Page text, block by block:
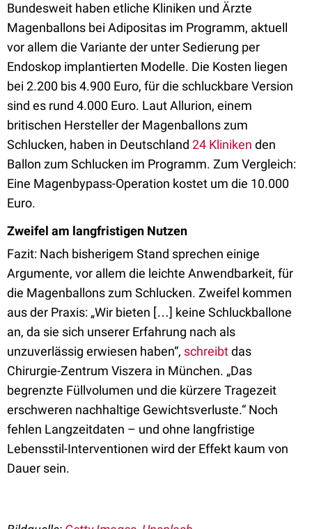
Bundesweit haben etliche Kliniken und Ärzte
Magenballons bei Adipositas im Programm, aktuell
vor allem die Variante der unter Sedierung per
Endoskop implantierten Modelle. Die Kosten liegen
bei 2.200 bis 4.900 Euro, für die schluckbare Version
sind es rund 4.000 Euro. Laut Allurion, einem
britischen Hersteller der Magenballons zum
Schlucken, haben in Deutschland 24 Kliniken den
Ballon zum Schlucken im Programm. Zum Vergleich:
Eine Magenbypass-Operation kostet um die 10.000
Euro.
Zweifel am langfristigen Nutzen
Fazit: Nach bisherigem Stand sprechen einige
Argumente, vor allem die leichte Anwendbarkeit, für
die Magenballons zum Schlucken. Zweifel kommen
aus der Praxis: „Wir bieten […] keine Schluckballone
an, da sie sich unserer Erfahrung nach als
unzuverlässig erwiesen haben“, schreibtdas
Chirurgie-Zentrum Viszera in München. „Das
begrenzte Füllvolumen und die kürzere Tragezeit
erschweren nachhaltige Gewichtsverluste.“ Noch
fehlen Langzeitdaten – und ohne langfristige
Lebensstil-Interventionen wird der Effekt kaum von
Dauer sein.